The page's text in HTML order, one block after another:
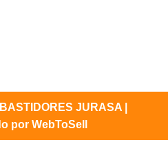
JURASA |
por WebToSell